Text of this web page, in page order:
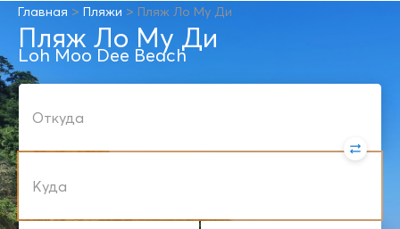
Главная > Пляжи > Пляж Ло Му Ди
Пляж Ло Му Ди
Loh Moo Dee Beach